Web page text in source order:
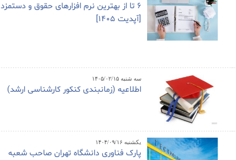
6 تا از بهترین نرم افزارهای حقوق و دستمزد
[آپدیت 1405]
سه شنبه ۱۴۰۵/۰۲/۱۵
اطلاعیه (زمانبندی کنکور کارشناسی ارشد)
یکشنبه ۱۴۰۴/۰۹/۱۶
پارک فناوری دانشگاه تهران صاحب شعبه